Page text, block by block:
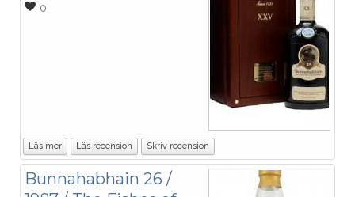
0
Läs mer Läs recension Skriv recension
Bunnahabhain 26 /